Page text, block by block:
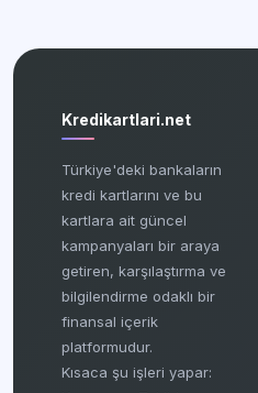
Kredikartlari.net
Türkiye'deki bankaların
kredi kartlarını ve bu
kartlara ait güncel
kampanyaları bir araya
getiren, karşılaştırma ve
bilgilendirme odaklı bir
finansal içerik
platformudur.
Kısaca şu işleri yapar: